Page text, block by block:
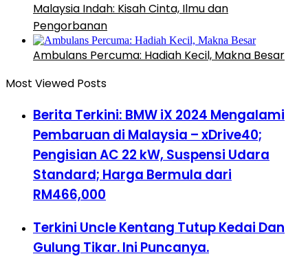
Malaysia Indah: Kisah Cinta, Ilmu dan
Pengorbanan
Ambulans Percuma: Hadiah Kecil, Makna Besar
Most Viewed Posts
Berita Terkini: BMW iX 2024 Mengalami
Pembaruan di Malaysia – xDrive40;
Pengisian AC 22 kW, Suspensi Udara
Standard; Harga Bermula dari
RM466,000
Terkini Uncle Kentang Tutup Kedai Dan
Gulung Tikar. Ini Puncanya.